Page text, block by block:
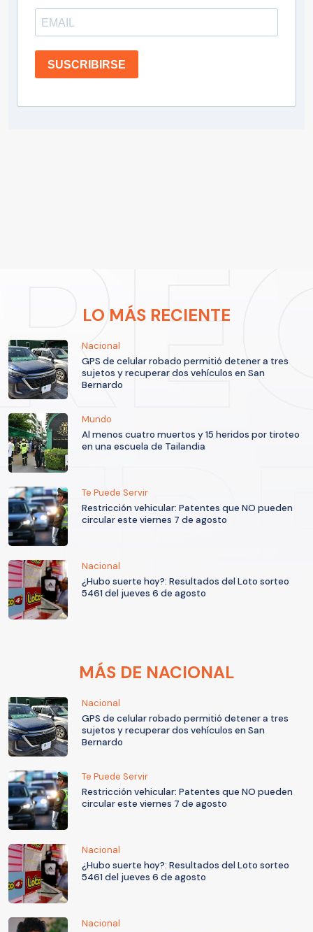
SUSCRIBIRSE
LO MÁS RECIENTE
Nacional
GPS de celular robado permitió detener a tres
sujetos y recuperar dos vehículos en San
Bernardo
Mundo
Al menos cuatro muertos y 15 heridos por tiroteo
en una escuela de Tailandia
Te Puede Servir
Restricción vehicular: Patentes que NO pueden
circular este viernes 7 de agosto
Nacional
¿Hubo suerte hoy?: Resultados del Loto sorteo
5461 del jueves 6 de agosto
MÁS DE NACIONAL
Nacional
GPS de celular robado permitió detener a tres
sujetos y recuperar dos vehículos en San
Bernardo
Te Puede Servir
Restricción vehicular: Patentes que NO pueden
circular este viernes 7 de agosto
Nacional
¿Hubo suerte hoy?: Resultados del Loto sorteo
5461 del jueves 6 de agosto
Nacional